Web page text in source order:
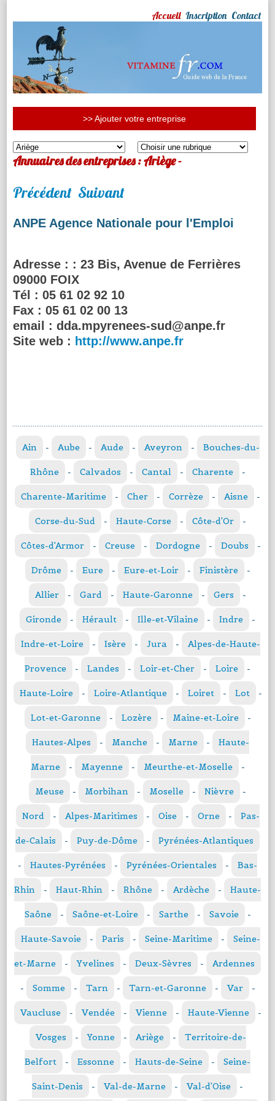
Accueil Inscription Contact
>> Ajouter votre entreprise
Annuaires des entreprises : Ariège -
Précédent Suivant
ANPE Agence Nationale pour l'Emploi
Adresse : : 23 Bis, Avenue de Ferrières
09000 FOIX
Tél : 05 61 02 92 10
Fax : 05 61 02 00 13
email : dda.mpyrenees-sud@anpe.fr
Site web : http://www.anpe.fr
Ain - Aube - Aude - Aveyron - Bouches-du-
Rhône - Calvados - Cantal - Charente -
Charente-Maritime - Cher - Corrèze - Aisne -
Corse-du-Sud - Haute-Corse - Côte-d'Or -
Côtes-d'Armor - Creuse - Dordogne - Doubs -
Drôme - Eure - Eure-et-Loir - Finistère -
Allier - Gard - Haute-Garonne - Gers -
Gironde - Hérault - Ille-et-Vilaine - Indre -
Indre-et-Loire - Isère - Jura - Alpes-de-Haute-
Provence - Landes - Loir-et-Cher - Loire -
Haute-Loire - Loire-Atlantique - Loiret - Lot -
Lot-et-Garonne - Lozère - Maine-et-Loire -
Hautes-Alpes - Manche - Marne - Haute-
Marne - Mayenne - Meurthe-et-Moselle -
Meuse - Morbihan - Moselle - Nièvre -
Nord - Alpes-Maritimes - Oise - Orne - Pas-
de-Calais - Puy-de-Dôme - Pyrénées-Atlantiques
- Hautes-Pyrénées - Pyrénées-Orientales - Bas-
Rhin - Haut-Rhin - Rhône - Ardèche - Haute-
Saône - Saône-et-Loire - Sarthe - Savoie -
Haute-Savoie - Paris - Seine-Maritime - Seine-
et-Marne - Yvelines - Deux-Sèvres - Ardennes
- Somme - Tarn - Tarn-et-Garonne - Var -
Vaucluse - Vendée - Vienne - Haute-Vienne -
Vosges - Yonne - Ariège - Territoire-de-
Belfort - Essonne - Hauts-de-Seine - Seine-
Saint-Denis - Val-de-Marne - Val-d'Oise -